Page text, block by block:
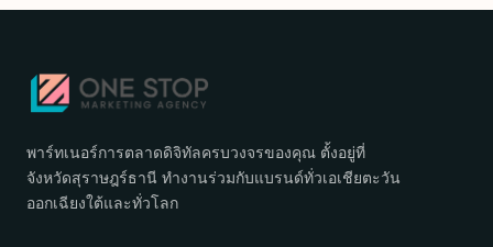
พาร์ทเนอร์การตลาดดิจิทัลครบวงจรของคุณ ตั้งอยู่ที่
จังหวัดสุราษฎร์ธานี ทำงานร่วมกับแบรนด์ทั่วเอเชียตะวัน
ออกเฉียงใต้และทั่วโลก